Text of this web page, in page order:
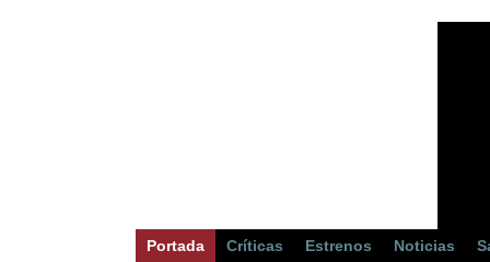
Portada Críticas Estrenos Noticias